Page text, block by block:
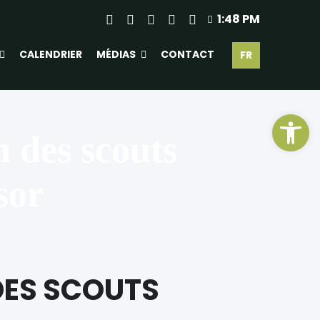
1:48 PM
CALENDRIER MÉDIAS CONTACT FR
SCOUTS